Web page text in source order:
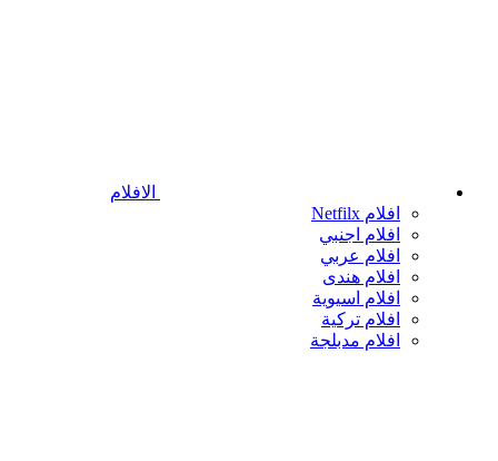
الافلام
افلام Netfilx
افلام اجنبي
افلام عربي
افلام هندى
افلام اسيوية
افلام تركية
افلام مدبلجة